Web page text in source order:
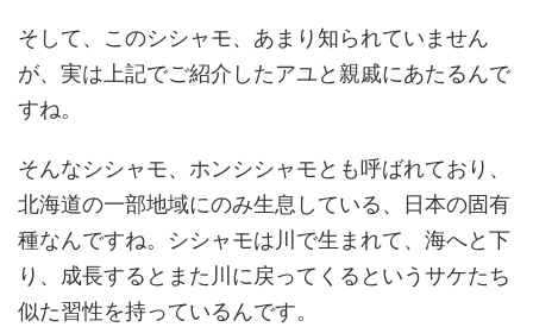
そして、このシシャモ、あまり知られていません
が、実は上記でご紹介したアユと親戚にあたるんで
すね。
そんなシシャモ、ホンシシャモとも呼ばれており、
北海道の一部地域にのみ生息している、日本の固有
種なんですね。シシャモは川で生まれて、海へと下
り、成長するとまた川に戻ってくるというサケたち
似た習性を持っているんです。